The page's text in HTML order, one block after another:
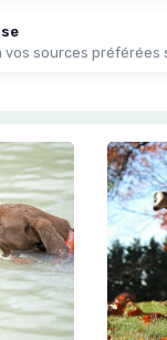
sources préférées